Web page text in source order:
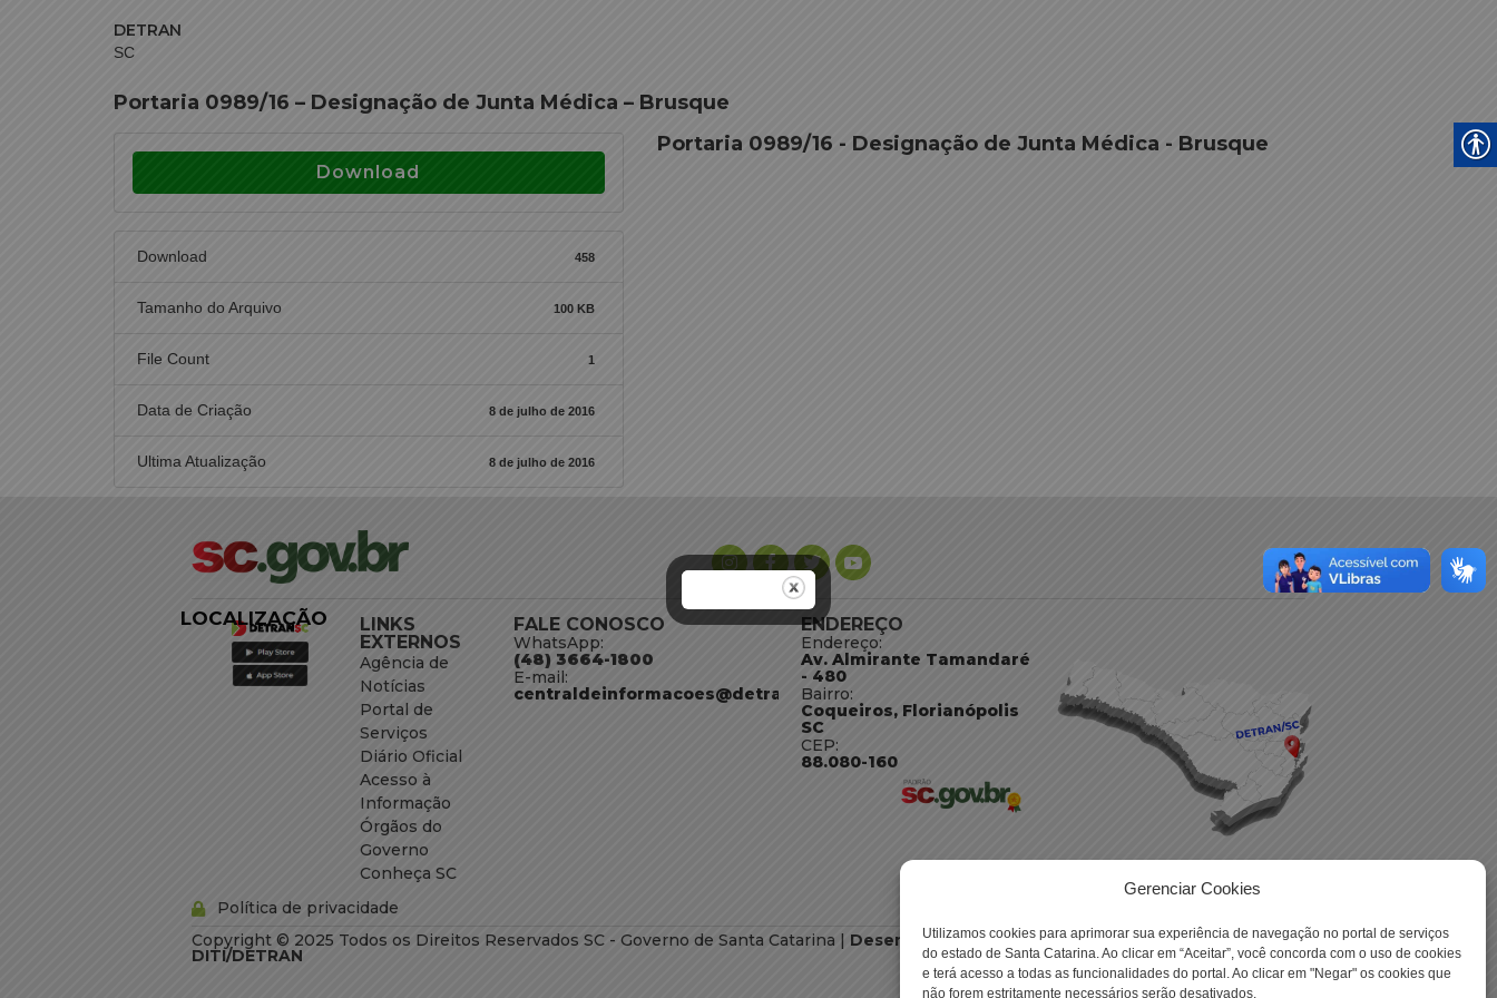
Gerenciar Cookies
Utilizamos cookies para aprimorar sua experiência de navegação no portal de serviços
do estado de Santa Catarina. Ao clicar em “Aceitar”, você concorda com o uso de cookies
e terá acesso a todas as funcionalidades do portal. Ao clicar em "Negar" os cookies que
não forem estritamente necessários serão desativados.
DETRAN
SC
Portaria 0989/16 – Designação de Junta Médica – Brusque
Download
Download 458
Tamanho do Arquivo 100 KB
File Count 1
Data de Criação 8 de julho de 2016
Ultima Atualização 8 de julho de 2016
Portaria 0989/16 - Designação de Junta Médica - Brusque
LINKS
EXTERNOS
Agência de
Notícias
Portal de
Serviços
Diário Oficial
Acesso à
Informação
Órgãos do
Governo
Conheça SC
FALE CONOSCO
WhatsApp:
(48) 3664-1800
E-mail:
centraldeinformacoes@detran.sc.gov.br
ENDEREÇO
Endereço:
Av. Almirante Tamandaré
- 480
Bairro:
Coqueiros, Florianópolis
SC
CEP:
88.080-160
Política de privacidade
LOCALIZAÇÃO
Copyright © 2025 Todos os Direitos Reservados SC - Governo de Santa Catarina | Desenvolvimento -
DITI/DETRAN